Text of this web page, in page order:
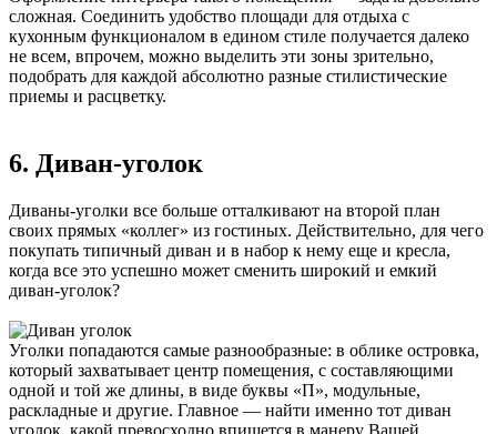
сложная. Соединить удобство площади для отдыха с
кухонным функционалом в едином стиле получается далеко
не всем, впрочем, можно выделить эти зоны зрительно,
подобрать для каждой абсолютно разные стилистические
приемы и расцветку.
6. Диван-уголок
Диваны-уголки все больше отталкивают на второй план
своих прямых «коллег» из гостиных. Действительно, для чего
покупать типичный диван и в набор к нему еще и кресла,
когда все это успешно может сменить широкий и емкий
диван-уголок?
Уголки попадаются самые разнообразные: в облике островка,
который захватывает центр помещения, с составляющими
одной и той же длины, в виде буквы «П», модульные,
раскладные и другие. Главное — найти именно тот диван
уголок, какой превосходно впишется в манеру Вашей